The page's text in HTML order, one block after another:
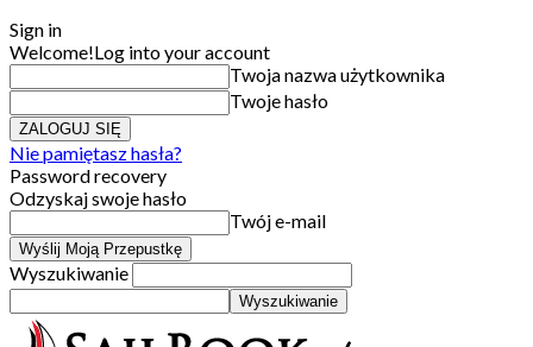
Sign in
Welcome!Log into your account
Twoja nazwa użytkownika
Twoje hasło
Nie pamiętasz hasła?
Password recovery
Odzyskaj swoje hasło
Twój e-mail
Wyszukiwanie